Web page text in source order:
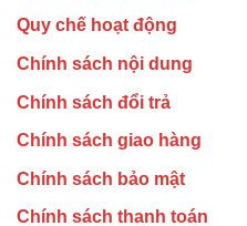
Quy chế hoạt động
Chính sách nội dung
Chính sách đổi trả
Chính sách giao hàng
Chính sách bảo mật
Chính sách thanh toán